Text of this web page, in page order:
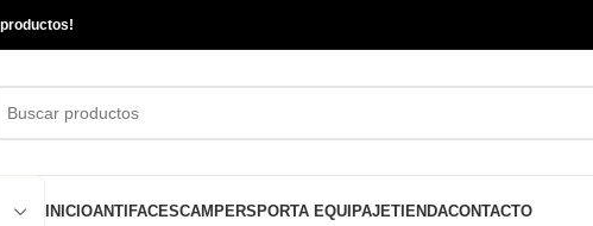
INICIOANTIFACESCAMPERS PORTA EQUIPAJETIENDACONTACTO